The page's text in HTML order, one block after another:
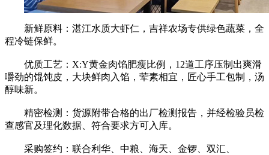
新鲜原料：湛江水质大虾仁，吉祥农场专供绿色蔬菜，全
程冷链保鲜。
优质工艺：X:Y黄金肉馅肥瘦比例，12道工序压制出爽滑
嚼劲的馄饨皮，大块鲜肉入馅，荤素相宜，匠心手工包制，汤
醇味新。
精密检测：货源附带合格的出厂检测报告，并经检验员检
查感官及理化数据、符合要求方可入库。
采购签约：联合利华、中粮、海天、金锣、双汇、